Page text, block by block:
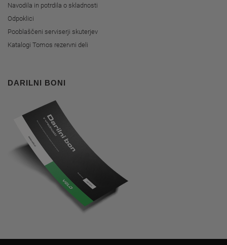
Navodila in potrdila o skladnosti
Odpoklici
Pooblaščeni serviserji skuterjev
Katalogi Tomos rezervni deli
DARILNI BONI